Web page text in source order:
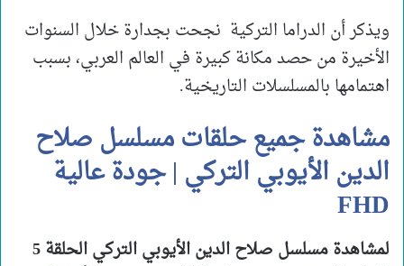
ويذكر أن الدراما التركية نجحت بجدارة خلال السنوات
الأخيرة من حصد مكانة كبيرة في العالم العربي، بسبب
اهتمامها بالمسلسلات التاريخية.
مشاهدة جميع حلقات مسلسل صلاح
الدين الأيوبي التركي | جودة عالية
FHD
لمشاهدة مسلسل صلاح الدين الأيوبي التركي الحلقة 5